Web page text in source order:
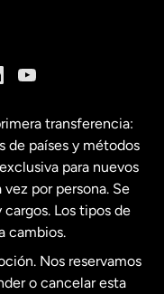
transferencia:
de países y métodos
para nuevos
por persona. Se
Los tipos de
cambios.
Nos reservamos
o cancelar esta